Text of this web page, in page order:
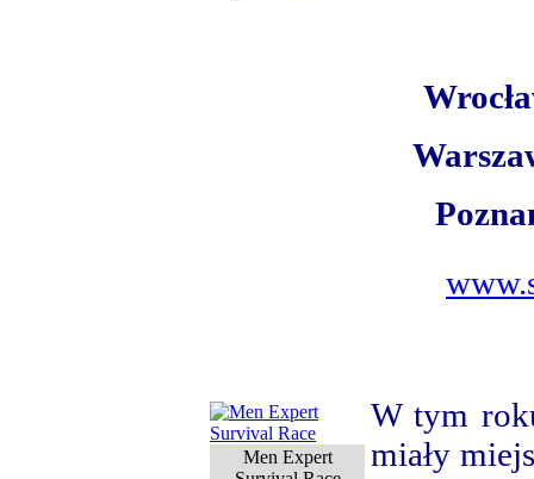
Men Expert
W tym
miały